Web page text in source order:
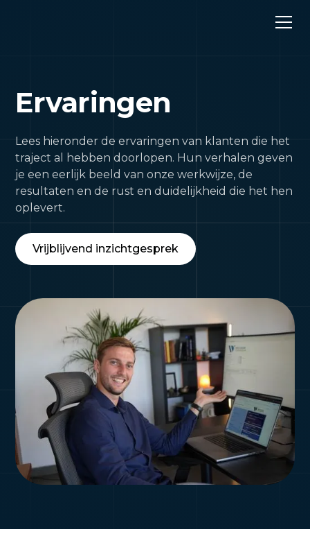
Ervaringen
Lees hieronder de ervaringen van klanten die het
traject al hebben doorlopen. Hun verhalen geven
je een eerlijk beeld van onze werkwijze, de
resultaten en de rust en duidelijkheid die het hen
oplevert.
Vrijblijvend inzichtgesprek